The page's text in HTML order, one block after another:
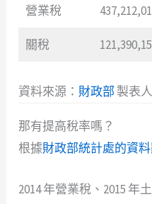
營業稅
關稅
資料來源： 財政部 製表
那有提高稅率嗎？
根據財政部統計處的資料
2014 年營業稅、2015 年